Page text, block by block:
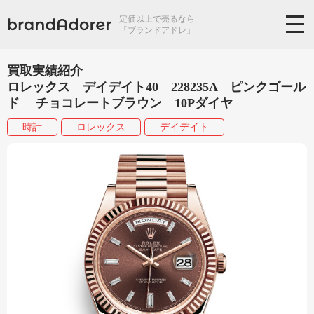
定価以上で売るなら
「ブランドアドレ」
買取実績紹介
ロレックス デイデイト40 228235A ピンクゴール
ド チョコレートブラウン 10Pダイヤ
時計 ロレックス デイデイト